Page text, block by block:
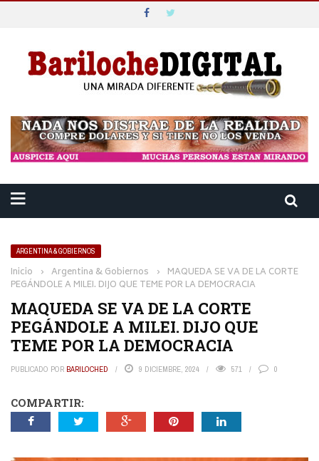
ARGENTINA & GOBIERNOS
Inicio › Argentina & Gobiernos › MAQUEDA SE VA DE LA CORTE
PEGÁNDOLE A MILEI. DIJO QUE TEME POR LA DEMOCRACIA
MAQUEDA SE VA DE LA CORTE
PEGÁNDOLE A MILEI. DIJO QUE
TEME POR LA DEMOCRACIA
PUBLICADO POR BARILOCHED 9 DICIEMBRE, 2024 571 0
COMPARTIR: